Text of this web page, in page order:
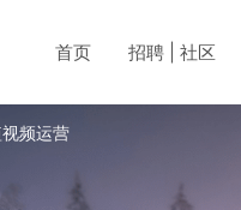
首页 招聘 | 社区
频运营